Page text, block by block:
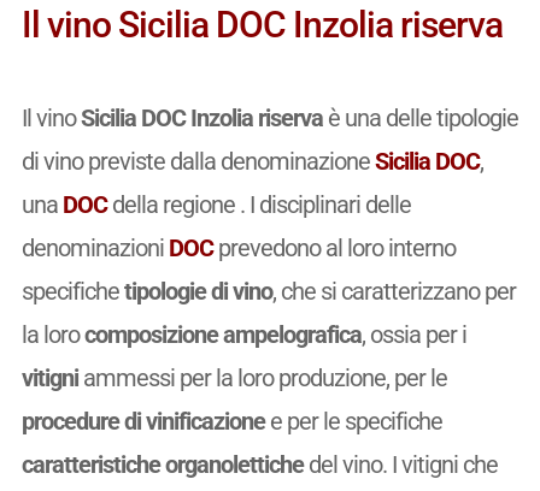
Il vino Sicilia DOC Inzolia riserva
Il vinoSicilia DOC Inzolia riservaè una delle tipologie
di vino previste dalla denominazioneSicilia DOC,
una DOCdella regione . I disciplinari delle
denominazioni DOCprevedono al loro interno
specifichetipologie di vino, che si caratterizzano per
la lorocomposizione ampelografica, ossia per i
vitigniammessi per la loro produzione, per le
procedure di vinificazionee per le specifiche
caratteristiche organolettichedel vino. I vitigni che